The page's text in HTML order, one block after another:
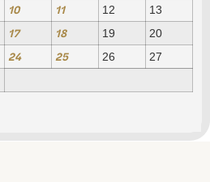
10 11 12 13
17 18 19 20
24 25 26 27